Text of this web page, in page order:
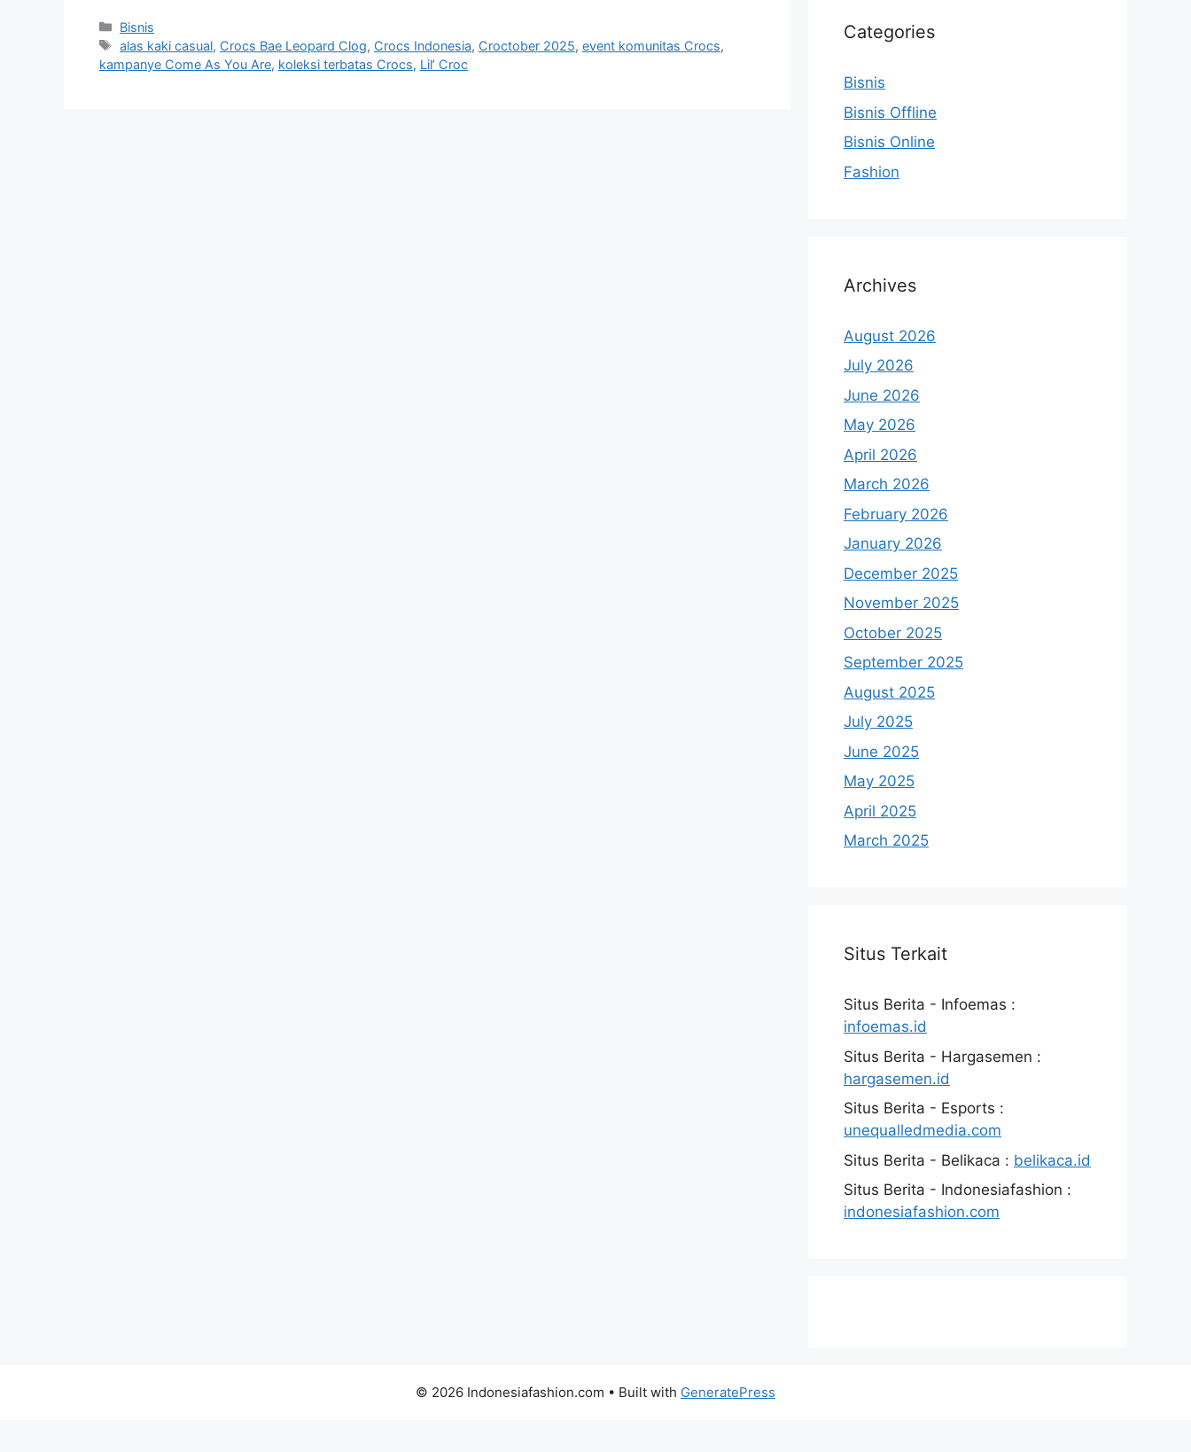
Categories
Bisnis
Tags
alas kaki casual, Crocs Bae Leopard Clog, Crocs Indonesia, Croctober 2025,event komunitas Crocs,
kampanye Come As You Are, koleksi terbatas Crocs, Lil’ Croc
Categories
Bisnis
Bisnis Offline
Bisnis Online
Fashion
Archives
August 2026
July 2026
June 2026
May 2026
April 2026
March 2026
February 2026
January 2026
December 2025
November 2025
October 2025
September 2025
August 2025
July 2025
June 2025
May 2025
April 2025
March 2025
Situs Terkait
Situs Berita - Infoemas :
infoemas.id
Situs Berita - Hargasemen :
hargasemen.id
Situs Berita - Esports :
unequalledmedia.com
Situs Berita - Belikaca : belikaca.id
Situs Berita - Indonesiafashion :
indonesiafashion.com
© 2026 Indonesiafashion.com • Built with GeneratePress